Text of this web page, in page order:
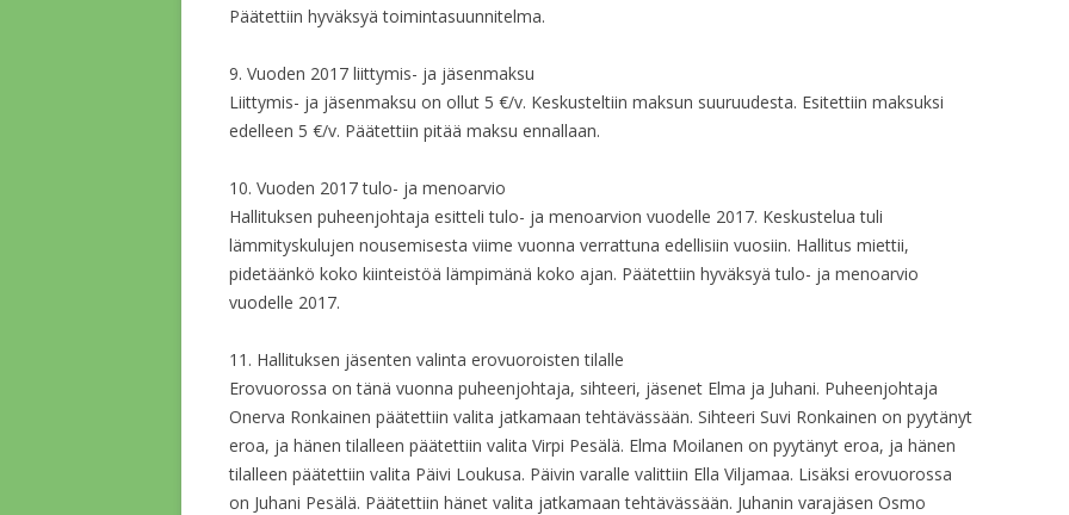
HALLITUKSEN
HALLITUKSEN
HALLITUKSEN
Päätettiin hyväksyä toimintasuunnitelma.
9. Vuoden 2017 liittymis- ja jäsenmaksu
Liittymis- ja jäsenmaksu on ollut 5 €/v. Keskusteltiin maksun suuruudesta. Esitettiin maksuksi
edelleen 5 €/v. Päätettiin pitää maksu ennallaan.
10. Vuoden 2017 tulo- ja menoarvio
Hallituksen puheenjohtaja esitteli tulo- ja menoarvion vuodelle 2017. Keskustelua tuli
lämmityskulujen nousemisesta viime vuonna verrattuna edellisiin vuosiin. Hallitus miettii,
pidetäänkö koko kiinteistöä lämpimänä koko ajan. Päätettiin hyväksyä tulo- ja menoarvio
vuodelle 2017.
11. Hallituksen jäsenten valinta erovuoroisten tilalle
Erovuorossa on tänä vuonna puheenjohtaja, sihteeri, jäsenet Elma ja Juhani. Puheenjohtaja
Onerva Ronkainen päätettiin valita jatkamaan tehtävässään. Sihteeri Suvi Ronkainen on pyytänyt
eroa, ja hänen tilalleen päätettiin valita Virpi Pesälä. Elma Moilanen on pyytänyt eroa, ja hänen
tilalleen päätettiin valita Päivi Loukusa. Päivin varalle valittiin Ella Viljamaa. Lisäksi erovuorossa
on Juhani Pesälä. Päätettiin hänet valita jatkamaan tehtävässään. Juhanin varajäsen Osmo